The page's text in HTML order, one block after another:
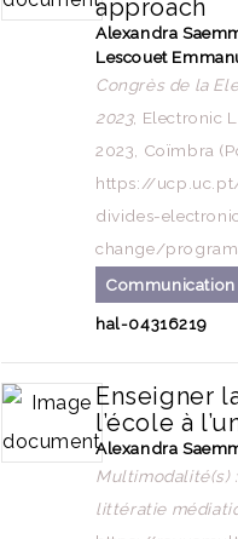
approach
Alexandra
Lescouet
Congrès de la
2023, Electronic
2023, Coïmbra
https://
divides-
change/
hal-04316219
Enseigner
l’école à
Alexandra
Multimodalité(s)
littératie